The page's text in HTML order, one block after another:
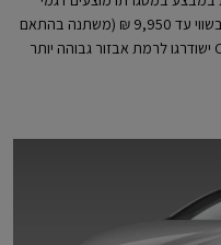
החברה עם חבילת אבזור בהתקנה מקומית בשווי עד 9,950 ₪ (משתנה בהתאם
לדגם). בנוסף, רוכשי רכב הפנאי מאזדה CX-5 ישודרגו לרמת אבזור גבוהה יותר